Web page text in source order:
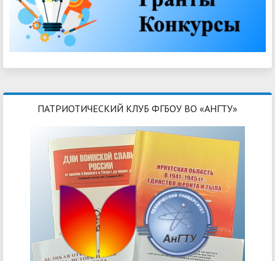
ПАТРИОТИЧЕСКИЙ КЛУБ ФГБОУ ВО «АНГТУ»